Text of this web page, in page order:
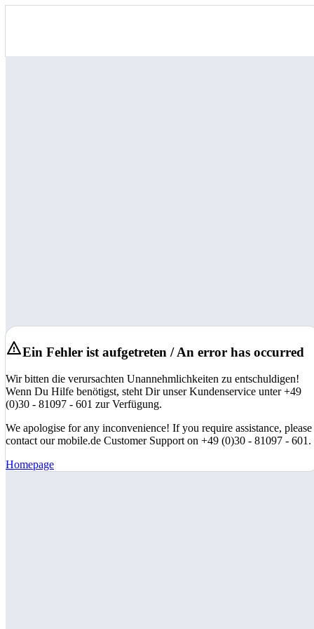
Ein Fehler ist aufgetreten / An error has occurred
Wir bitten die verursachten Unannehmlichkeiten zu entschuldigen!
Wenn Du Hilfe benötigst, steht Dir unser Kundenservice unter +49
(0)30 - 81097 - 601 zur Verfügung.
We apologise for any inconvenience! If you require assistance, please
contact our mobile.de Customer Support on +49 (0)30 - 81097 - 601.
Homepage